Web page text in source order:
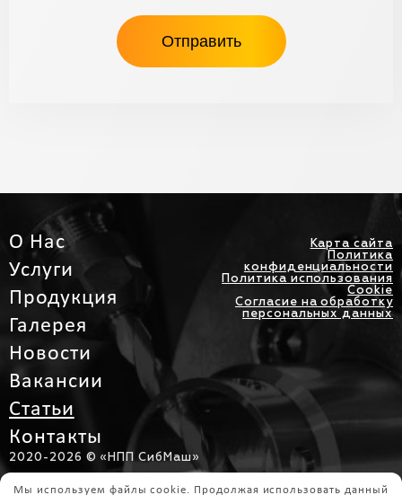
О Нас
Услуги
Продукция
Галерея
Новости
Вакансии
Статьи
Контакты
Карта сайта
Политика
конфиденциальности
Политика использования
Cookie
Согласие на обработку
персональных данных
2020- 2026 © «НПП СибМаш»
Интернет Перспектива
Мы используем файлы cookie. Продолжая использовать данный